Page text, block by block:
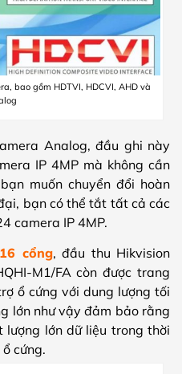
bao gồm HDTVI, HDCVI, AHD và
Analog, đầu ghi này
IP 4MP mà không cần
muốn chuyển đổi hoàn
bạn có thể tắt tất cả các
camera IP 4MP.
cổng, đầu thu Hikvision
M1/FA còn được trang
ổ cứng với dung lượng tối
lớn như vậy đảm bảo rằng
lượng lớn dữ liệu trong thời
cứng.